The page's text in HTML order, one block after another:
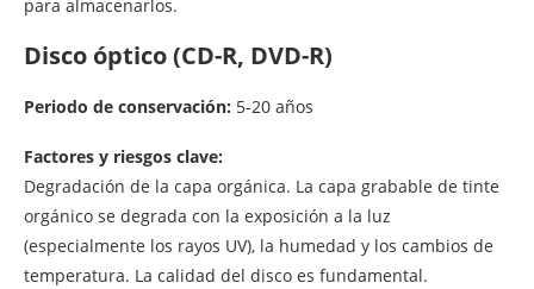
para almacenarlos.
Disco óptico (CD-R, DVD-R)
Periodo de conservación: 5-20 años
Factores y riesgos clave:
Degradación de la capa orgánica. La capa grabable de tinte
orgánico se degrada con la exposición a la luz
(especialmente los rayos UV), la humedad y los cambios de
temperatura. La calidad del disco es fundamental.